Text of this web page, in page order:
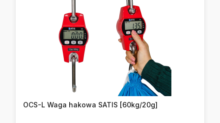
OCS-L Waga hakowa SATIS [60kg/20g]